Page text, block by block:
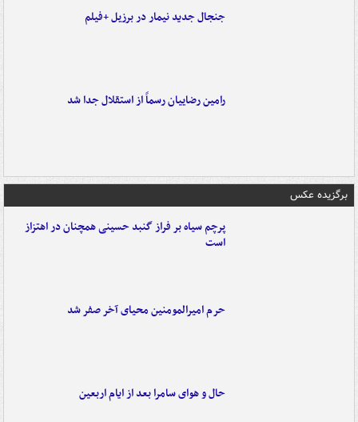
جنجال جدید نیمار در برزیل +فیلم
رامین رضاییان رسماً از استقلال جدا شد
برگزیده عکس
پرچم سیاه بر فراز گنبد حسینی همچنان در اهتزاز
است
حرم امیرالمومنین محیای آخر صفر شد
حال و هوای سامرا بعد از ایام اربعین